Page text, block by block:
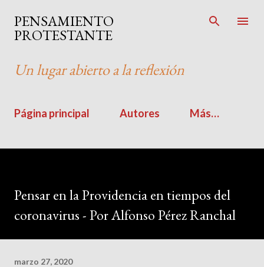
Ir al contenido principal
PENSAMIENTO
PROTESTANTE
Un lugar abierto a la reflexión
Página principal Autores Más…
Pensar en la Providencia en tiempos del
coronavirus - Por Alfonso Pérez Ranchal
marzo 27, 2020